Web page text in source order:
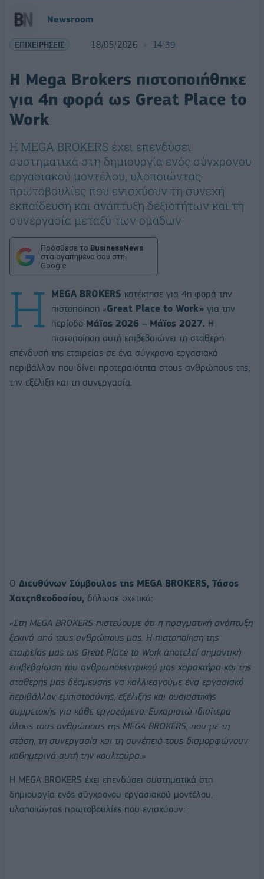
Νewsroom
ΕΠΙΧΕΙΡΗΣΕΙΣ 18/05/2026 14:39
Η Mega Brokers πιστοποιήθηκε
για 4η φορά ως Great Place to
Work
Η MEGA BROKERS έχει επενδύσει
συστηματικά στη δημιουργία ενός σύγχρονου
εργασιακού μοντέλου, υλοποιώντας
πρωτοβουλίες που ενισχύουν τη συνεχή
εκπαίδευση και ανάπτυξη δεξιοτήτων και τη
συνεργασία μεταξύ των ομάδων
Πρόσθεσε το BusinessNews
στα αγαπημένα σου στη
Google
Η MEGA BROKERS κατέκτησε για 4η φορά την
πιστοποίηση «Great Place to Work» για την
περίοδο Μάϊος 2026 – Μάϊος 2027. Η
πιστοποίηση αυτή επιβεβαιώνει τη σταθερή
επένδυσή της εταιρείας σε ένα σύγχρονο εργασιακό
περιβάλλον που δίνει προτεραιότητα στους ανθρώπους της,
την εξέλιξη και τη συνεργασία.
Ο Διευθύνων Σύμβουλος της MEGA BROKERS, Τάσος
Χατζηθεοδοσίου, δήλωσε σχετικά:
«Στη MEGA BROKERS πιστεύουμε ότι η πραγματική ανάπτυξη
ξεκινά από τους ανθρώπους μας. Η πιστοποίηση της
εταιρείας μας ως Great Place to Work αποτελεί σημαντική
επιβεβαίωση του ανθρωποκεντρικού μας χαρακτήρα και της
σταθερής μας δέσμευσης να καλλιεργούμε ένα εργασιακό
περιβάλλον εμπιστοσύνης, εξέλιξης και ουσιαστικής
συμμετοχής για κάθε εργαζόμενο. Ευχαριστώ ιδιαίτερα
όλους τους ανθρώπους της MEGA BROKERS, που με τη
στάση, τη συνεργασία και τη συνέπειά τους διαμορφώνουν
καθημερινά αυτή την κουλτούρα.»
Η MEGA BROKERS έχει επενδύσει συστηματικά στη
δημιουργία ενός σύγχρονου εργασιακού μοντέλου,
υλοποιώντας πρωτοβουλίες που ενισχύουν: